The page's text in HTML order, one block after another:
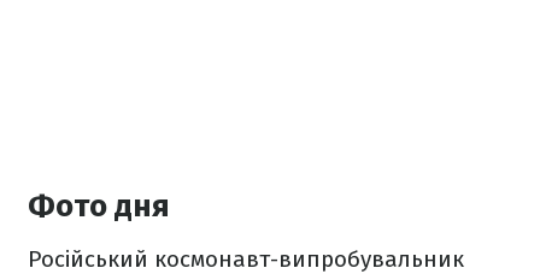
Фото дня
Російський космонавт-випробувальник